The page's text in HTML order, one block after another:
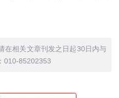
在相关文章刊发之日起30日内与
010-85202353